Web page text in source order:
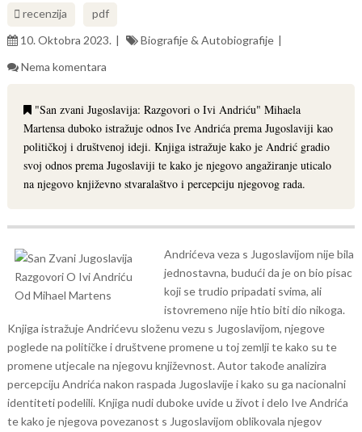
recenzija
pdf
10. Oktobra 2023.
Biografije & Autobiografije
Nema komentara
"San zvani Jugoslavija: Razgovori o Ivi Andriću" Mihaela
Martensa duboko istražuje odnos Ive Andrića prema Jugoslaviji kao
političkoj i društvenoj ideji. Knjiga istražuje kako je Andrić gradio
svoj odnos prema Jugoslaviji te kako je njegovo angažiranje uticalo
na njegovo književno stvaralaštvo i percepciju njegovog rada.
Andrićeva veza s Jugoslavijom nije bila
jednostavna, budući da je on bio pisac
koji se trudio pripadati svima, ali
istovremeno nije htio biti dio nikoga.
Knjiga istražuje Andrićevu složenu vezu s Jugoslavijom, njegove
poglede na političke i društvene promene u toj zemlji te kako su te
promene utjecale na njegovu književnost. Autor takođe analizira
percepciju Andrića nakon raspada Jugoslavije i kako su ga nacionalni
identiteti podelili. Knjiga nudi duboke uvide u život i delo Ive Andrića
te kako je njegova povezanost s Jugoslavijom oblikovala njegov